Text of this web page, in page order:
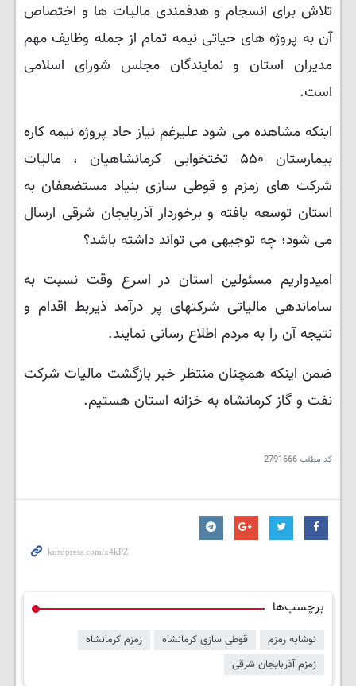
تلاش برای انسجام و هدفمندی مالیات ها و اختصاص
آن به پروژه های حیاتی نیمه تمام از جمله وظایف مهم
مدیران استان و نمایندگان مجلس شورای اسلامی
است.
اینکه مشاهده می شود علیرغم نیاز حاد پروژه نیمه کاره
بیمارستان ۵۵۰ تختخوابی کرمانشاهیان ، مالیات
شرکت های زمزم و قوطی سازی بنیاد مستضعفان به
استان توسعه یافته و برخوردار آذربایجان شرقی ارسال
می شود؛ چه توجیهی می تواند داشته باشد؟
امیدواریم مسئولین استان در اسرع وقت نسبت به
ساماندهی مالیاتی شرکتهای پر درآمد ذیربط اقدام و
نتیجه آن را به مردم اطلاع رسانی نمایند.
ضمن اینکه همچنان منتظر خبر بازگشت مالیات شرکت
نفت و گاز کرمانشاه به خزانه استان هستیم.
کد مطلب2791666
برچسب‌ها
نوشابه زمزم قوطی سازی کرمانشاه
زمزم کرمانشاه
زمزم آذربایجان شرقی